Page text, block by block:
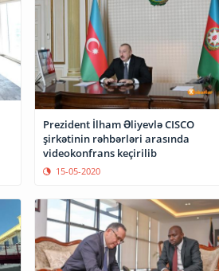
Prezident İlham Əliyevlə CISCO
şirkətinin rəhbərləri arasında
videokonfrans keçirilib
15-05-2020